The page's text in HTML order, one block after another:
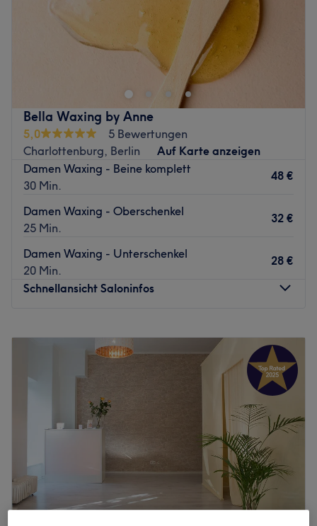
Bella Waxing by Anne
5,0
5 Bewertungen
Charlottenburg, Berlin
Auf Karte anzeigen
Damen Waxing - Beine komplett
30 Min.
48 €
Damen Waxing - Oberschenkel
25 Min.
32 €
Damen Waxing - Unterschenkel
20 Min.
28 €
Schnellansicht Saloninfos
10:00
20:00
10:00– 20:00
Donnerstag
10:00 –20:00
20:00
10:00–18:00
Sonntag
Geschlossen
Im Bella Waxing, deinem Experten für sanfte
Haarentfernung in Berlin, dreht sich alles um samtweiche
Haut und dein persönliches Wohlbefinden. Ob
gründliches Waxing für Damen und Herren oder ein